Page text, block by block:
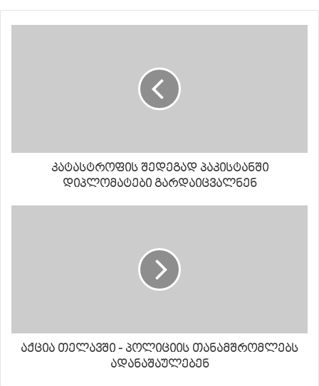
კატასტროფის შედეგად პაკისტანში
დიპლომატები გარდაიცვალნენ
აქცია თელავში - პოლიციის თანამშრომლებს
ადანაშაულებენ